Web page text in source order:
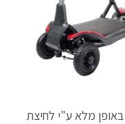
מלא ע"י לחיצת